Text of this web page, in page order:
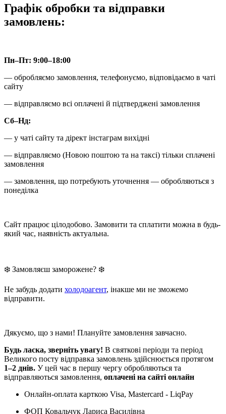
Графік обробки та відправки
замовлень:
Пн–Пт: 9:00–18:00
— обробляємо замовлення, телефонуємо, відповідаємо в чаті
сайту
— відправляємо всі оплачені й підтверджені замовлення
Сб–Нд:
— у чаті сайту та дірект інстаграм вихідні
— відправляємо (Новою поштою та на таксі) тільки сплачені
замовлення
— замовлення, що потребують уточнення — обробляються з
понеділка
Сайт працює цілодобово. Замовити та сплатити можна в будь-
який час, наявність актуальна.
❄️ Замовляєш заморожене? ❄️
Не забудь додати холодоагент, інакше ми не зможемо
відправити.
Дякуємо, що з нами! Плануйте замовлення завчасно.
Будь ласка, зверніть увагу! В святкові періоди та період
Великого посту відправка замовлень здійснюється протягом
1–2 днів. У цей час в першу чергу обробляються та
відправляються замовлення, оплачені на сайті онлайн
Онлайн-оплата карткою Visa, Mastercard - LiqPay
ФОП Ковальчук Лариса Василівна